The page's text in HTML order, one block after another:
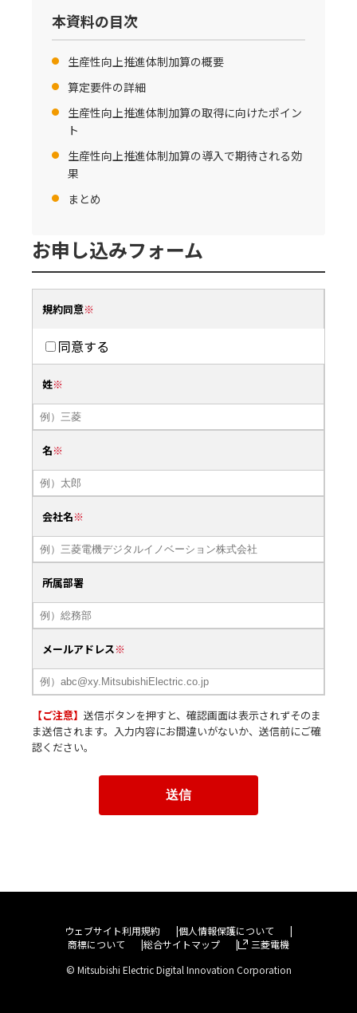
本資料の目次
生産性向上推進体制加算の概要
算定要件の詳細
生産性向上推進体制加算の取得に向けたポイン
ト
生産性向上推進体制加算の導入で期待される効
果
まとめ
お申し込みフォーム
規約同意
同意する
姓
名
会社名
所属部署
メールアドレス
【ご注意】 送信ボタンを押すと、確認画面は表示されずそのま
ま送信されます。入力内容にお間違いがないか、送信前にご確
認ください。
ウェブサイト利用規約
個人情報保護について
商標について
総合サイトマップ
三菱電機
© Mitsubishi Electric Digital Innovation Corporation